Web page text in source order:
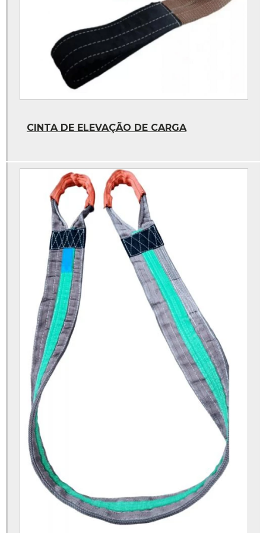
Manchão a frio
Parafusadeira pneumatica
Pasta para montagem de pneus
Pneu carrinho de carga
Profundimetro digital
Remendo de pneu
Remendo de pneu a frio
Remendo vipal
Valvula de pneu
Vaselina para montar pneus
Calibrador de pneus posto
Calibrador de posto
Camara de ar 1000x20
Camara de ar 1100x22
Chave de impacto pneumatica 1 polegada
Pneumatica 1 polegada
Protetor 1000x20
Protetor 1100x22
Protetor aro 22
Protetor aro 24
CINTA DE ELEVAÇÃO DE CARGA